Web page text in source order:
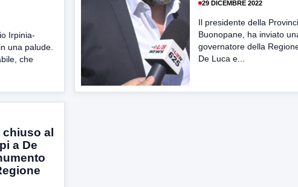
Irpinia-
una palude.
che
29 DICEMBRE 2022
Il presidente della
Buonopane, ha inviato
governatore della
De Luca e...
al
a De